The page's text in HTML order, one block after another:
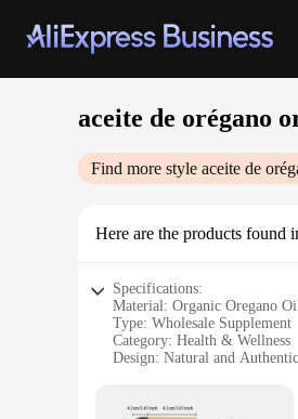
aceite de orégano
Find more style aceite de
Here are the products found
Specifications:
Material: Organic Oregano
Type: Wholesale Supplement
Category: Health & Wellness
Design: Natural and Authentic
Quantity: Available in Sets